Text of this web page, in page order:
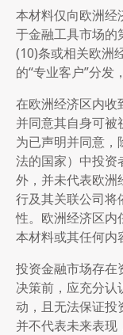
本材料仅向欧洲经
于金融工具市场
(10)条或相关欧洲
的“专业客户”分发
在欧洲经济区内收
并同意其自身可
为已声明并同意，
法的国家）中投资
外，并未代表欧洲
行及其关联公司将
性。欧洲经济区内
本材料或其任何内
投资金融市场存在
决策前，应充分认
动，且无法保证投
并不代表未来表